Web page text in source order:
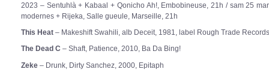
2023 – Sentuhlà + Kabaal + Qonicho Ah!, Embobineuse, 21h / sam 25
modernes + Rijeka, Salle gueule, Marseille, 21h
This Heat – Makeshift Swahili, alb Deceit, 1981, label Rough Trade Records
The Dead C – Shaft, Patience, 2010, Ba Da Bing!
Zeke – Drunk, Dirty Sanchez, 2000, Epitaph